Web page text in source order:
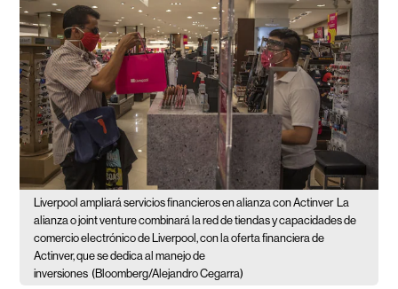
Liverpool ampliará servicios financieros en alianza con Actinver La
alianza o joint venture combinará la red de tiendas y capacidades de
comercio electrónico de Liverpool, con la oferta financiera de
Actinver, que se dedica al manejo de
inversiones (Bloomberg/Alejandro Cegarra)